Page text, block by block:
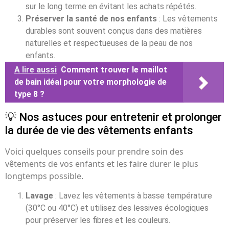
sur le long terme en évitant les achats répétés.
Préserver la santé de nos enfants : Les vêtements
durables sont souvent conçus dans des matières
naturelles et respectueuses de la peau de nos
enfants.
A lire aussi Comment trouver le maillot
de bain idéal pour votre morphologie de
type 8 ?
💡 Nos astuces pour entretenir et prolonger
la durée de vie des vêtements enfants
Voici quelques conseils pour prendre soin des
vêtements de vos enfants et les faire durer le plus
longtemps possible.
Lavage : Lavez les vêtements à basse température
(30°C ou 40°C) et utilisez des lessives écologiques
pour préserver les fibres et les couleurs.